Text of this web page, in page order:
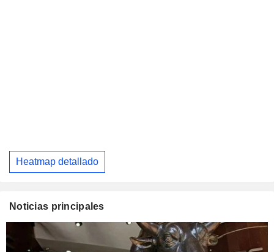
Heatmap detallado
Noticias principales